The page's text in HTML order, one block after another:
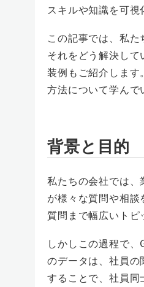
スキルや知識を可視
この記事では、私た
それをどう解決し
装例もご紹介しま
方法について学んで
背景と目的
私たちの会社では
が様々な質問や相
質問まで幅広いトピ
しかしこの過程で
のデータは、社員
することで、社員